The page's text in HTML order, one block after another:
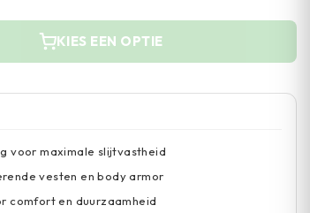
KIES EEN OPTIE
voor maximale slijtvastheid
vesten en body armor
comfort en duurzaamheid